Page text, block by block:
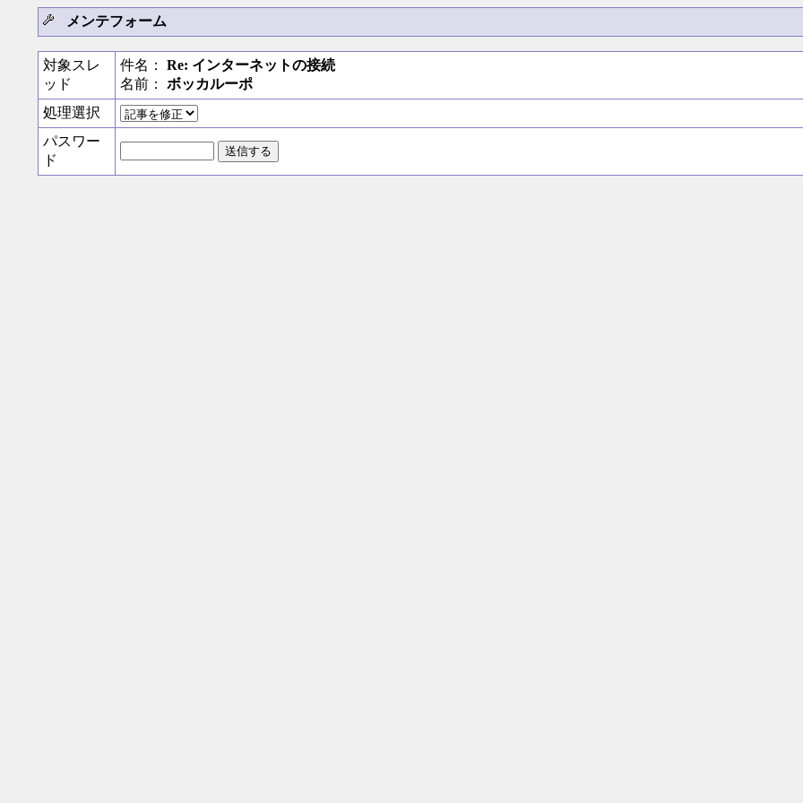
メンテフォーム
対象スレ
ッド
件名： Re: インターネットの接続
名前： ボッカルーポ
処理選択
パスワー
ド